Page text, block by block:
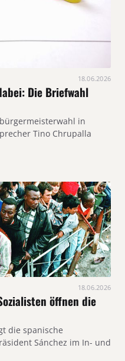
18.06.2026
Die Briefwahl
in
Tino Chrupalla
18.06.2026
öffnen die
die spanische
Sánchez im In- und